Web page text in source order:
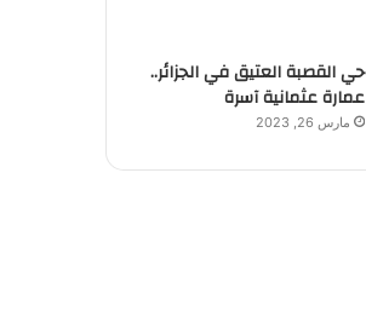
حي القصبة العتيق في الجزائر..
عمارة عثمانية آسرة
مارس 26, 2023